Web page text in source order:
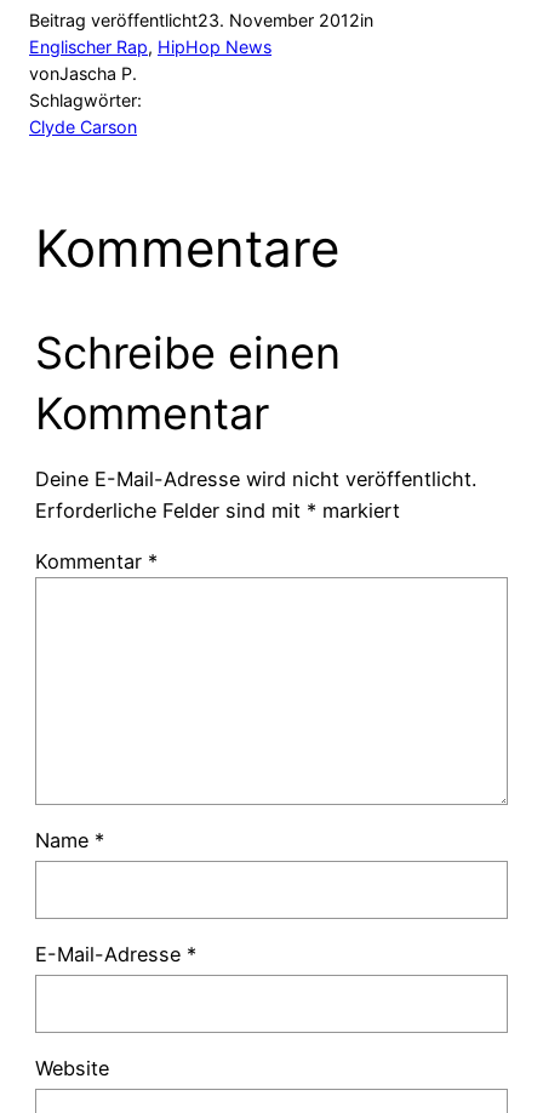
Beitrag veröffentlicht23. November 2012in
Englischer Rap, HipHop News
vonJascha P.
Schlagwörter:
Clyde Carson
Kommentare
Schreibe einen
Kommentar
Deine E-Mail-Adresse wird nicht veröffentlicht.
Erforderliche Felder sind mit * markiert
Kommentar *
Name *
E-Mail-Adresse *
Website